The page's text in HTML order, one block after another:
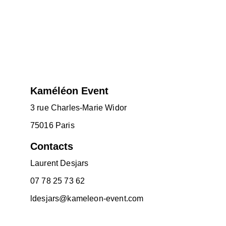
Kaméléon Event
3 rue Charles-Marie Widor
75016 Paris
Contacts
Laurent Desjars
07 78 25 73 62
ldesjars@kameleon-event.com